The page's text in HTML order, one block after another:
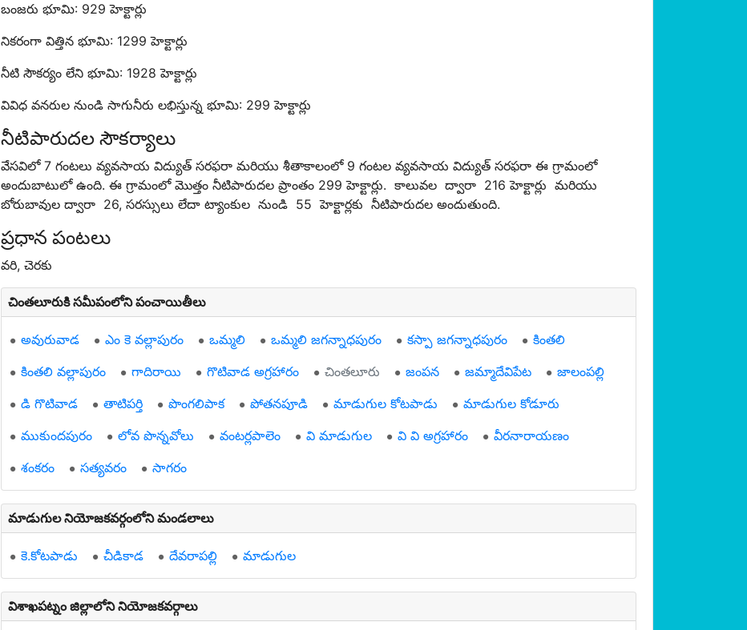
బంజరు భూమి: 929 హెక్టార్లు
నికరంగా విత్తిన భూమి: 1299 హెక్టార్లు
నీటి సౌకర్యం లేని భూమి: 1928 హెక్టార్లు
వివిధ వనరుల నుండి సాగునీరు లభిస్తున్న భూమి: 299 హెక్టార్లు
నీటిపారుదల సౌకర్యాలు
వేసవిలో 7 గంటలు వ్యవసాయ విద్యుత్ సరఫరా మరియు శీతాకాలంలో 9 గంటల వ్యవసాయ విద్యుత్ సరఫరా ఈ గ్రామంలో
అందుబాటులో ఉంది. ఈ గ్రామంలో మొత్తం నీటిపారుదల ప్రాంతం 299 హెక్టార్లు. కాలువల ద్వారా 216 హెక్టార్లు మరియు
బోరుబావుల ద్వారా 26, సరస్సులు లేదా ట్యాంకుల నుండి 55 హెక్టార్లకు నీటిపారుదల అందుతుంది.
ప్రధాన పంటలు
వరి, చెరకు
చింతలూరుకి సమీపంలోని పంచాయితీలు
అవురువాడ ఎం కె వల్లాపురం ఒమ్మలి ఒమ్మలి జగన్నాధపురం కస్పా జగన్నాధపురం
కింతలి
కింతలి వల్లాపురం
గాదిరాయి గొటివాడ అగ్రహారం చింతలూరు జంపన జమ్మాదేవిపేట
జాలంపల్లి
డి గొటివాడ
తాటిపర్తి పొంగలిపాక పోతనపూడి మాడుగుల కోటపాడు
మాడుగుల కోడూరు
ముకుందపురం
లోవ పొన్నవోలు వంటర్లపాలెం వి మాడుగుల వి వి అగ్రహారం
వీరనారాయణం
శంకరం
సత్యవరం సాగరం
మాడుగుల నియోజకవర్గంలోని మండలాలు
కె.కోటపాడు చీడికాడ దేవరాపల్లి మాడుగుల
విశాఖపట్నం జిల్లాలోని నియోజకవర్గాలు